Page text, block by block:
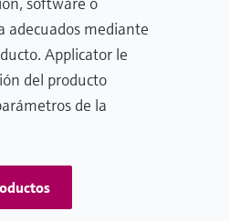
adecuados mediante
Applicator le
del producto
de la